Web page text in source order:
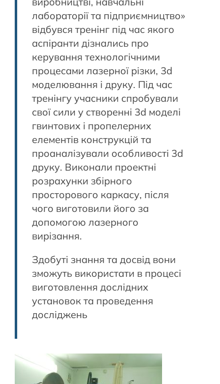
лабораторії та підприємництво»
відбувся тренінг під час якого
аспіранти дізнались про
керування технологічними
процесами лазерної різки, 3d
моделювання і друку. Під час
тренінгу учасники спробували
свої сили у створенні 3d моделі
гвинтових і пропелерних
елементів конструкцій та
проаналізували особливості 3d
друку. Виконали проектні
розрахунки збірного
просторового каркасу, після
чого виготовили його за
допомогою лазерного
вирізання.
Здобуті знання та досвід вони
зможуть використати в процесі
виготовлення дослідних
установок та проведення
досліджень